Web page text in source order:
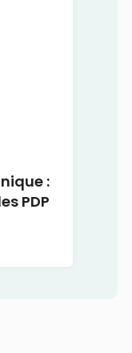
:
PDP